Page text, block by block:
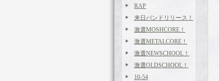
RAP
来日バンドリリース！
激選MOSHCORE！
激選METALCORE！
激選NEWSCHOOL！
激選OLDSCHOOL！
10-54